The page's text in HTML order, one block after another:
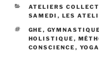
CATÉGORIES
ATELIERS
SAMEDI , LES
ÉTIQUETTES
GHE ,
HOLISTIQUE ,
CONSCIENCE , YOGA